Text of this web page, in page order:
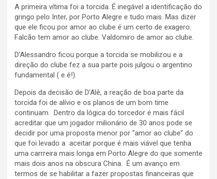
A primeira vítima foi a torcida. É inegável a identificação do
gringo pelo Inter, por Porto Alegre e tudo mais. Mas dizer
que ele ficou por amor ao clube é um certo de exagero.
Falcão tem amor ao clube. Valdomiro de amor ao clube.
D’Alessandro ficou porque a torcida se mobilizou e a
direção do clube fez a sua parte pois julgou o argentino
fundamental ( e é!).
Depois da decisão de D’Alê, a reação de boa parte da
torcida foi de alívio e os planos de um bom time
continuam. Dentro da lógica do torcedor é mais fácil
acreditar que um jogador milionário de 30 anos pode se
decidir por uma proposta menor por “amor ao clube” do
que foi levado a aceitar porque é mais viável que tenha
uma carrreira mais longa em Porto Alegre do que somente
mais dois anos na obscura China. É um avanço em
termos de se habilitar a fazer propostas financeiras que